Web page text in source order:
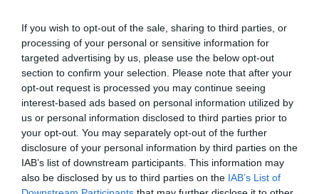
If you wish to opt-out of the sale, sharing to third parties, or
processing of your personal or sensitive information for
targeted advertising by us, please use the below opt-out
section to confirm your selection. Please note that after your
opt-out request is processed you may continue seeing
interest-based ads based on personal information utilized by
us or personal information disclosed to third parties prior to
your opt-out. You may separately opt-out of the further
disclosure of your personal information by third parties on the
IAB’s list of downstream participants. This information may
also be disclosed by us to third parties on the IAB’s List of
VISSZA A FŐOLDALRA
Legfrissebb híreink